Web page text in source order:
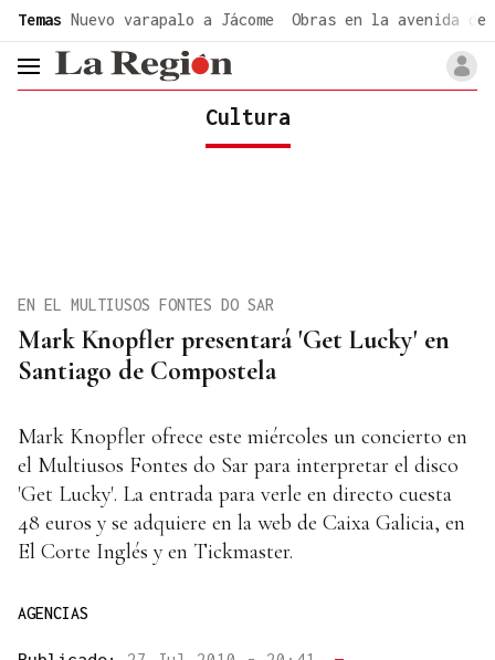
Temas Nuevo varapalo a Jácome Obras en la avenida de
header.menu.open
Cultura
Mark Knopfler presentará 'Get Lucky' en
Santiago de Compostela
EN EL MULTIUSOS FONTES DO SAR
Mark Knopfler ofrece este miércoles un concierto en
el Multiusos Fontes do Sar para interpretar el disco
'Get Lucky'. La entrada para verle en directo cuesta
48 euros y se adquiere en la web de Caixa Galicia, en
El Corte Inglés y en Tickmaster.
AGENCIAS